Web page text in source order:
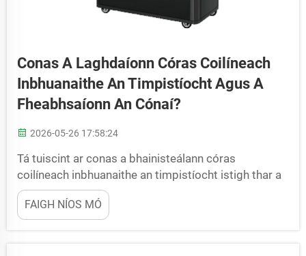
Conas A Laghdaíonn Córas Coilíneach
Inbhuanaithe An Timpistíocht Agus A
Fheabhsaíonn An Cónaí?
2026-05-26 17:58:24
Tá tuiscint ar conas a bhainisteálann córas
coilíneach inbhuanaithe an timpistíocht istigh thar a
bheith tábhachtach do dhuine ar bith atá ag lorg
sábháilteachta ó choinníollacha tromchúiseacha,
murgacha. Déanann na haonaid chilliúla éagsúla seo
FAIGH NÍOS MÓ